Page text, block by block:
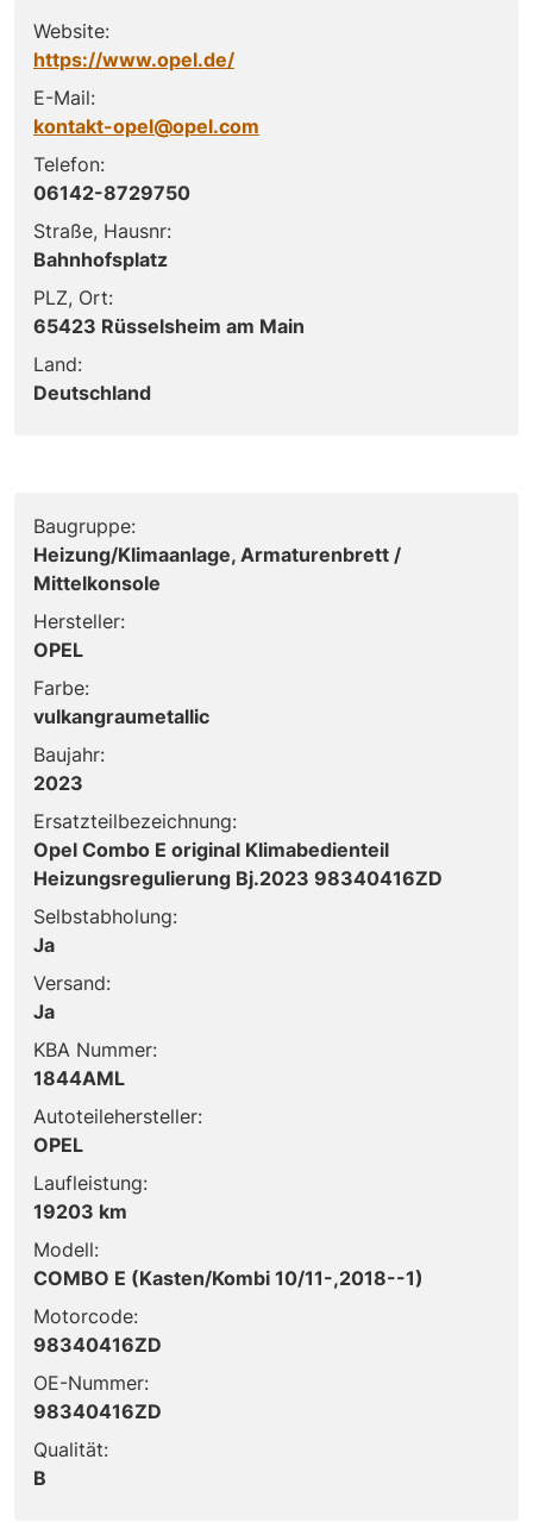
Website:
https://www.opel.de/
E-Mail:
kontakt-opel@opel.com
Telefon:
06142-8729750
Straße, Hausnr:
Bahnhofsplatz
PLZ, Ort:
65423 Rüsselsheim am Main
Land:
Deutschland
Baugruppe:
Heizung/Klimaanlage, Armaturenbrett /
Mittelkonsole
Hersteller:
OPEL
Farbe:
vulkangraumetallic
Baujahr:
2023
Ersatzteilbezeichnung:
Opel Combo E original Klimabedienteil
Heizungsregulierung Bj.2023 98340416ZD
Selbstabholung:
Ja
Versand:
Ja
KBA Nummer:
1844AML
Autoteilehersteller:
OPEL
Laufleistung:
19203 km
Modell:
COMBO E (Kasten/Kombi 10/11-,2018--1)
Motorcode:
98340416ZD
OE-Nummer:
98340416ZD
Qualität:
B